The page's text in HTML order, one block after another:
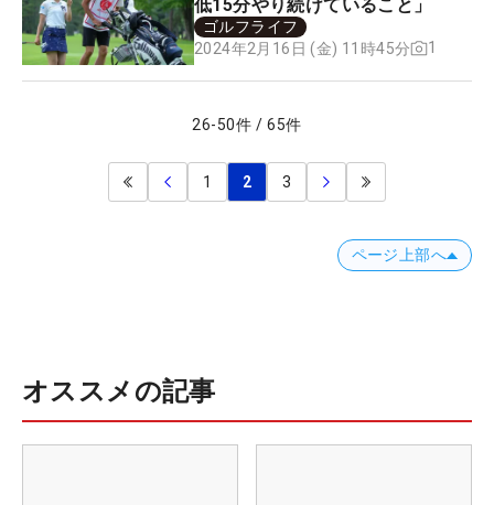
低15分やり続けていること」
ゴルフライフ
2024年2月16日 (金) 11時45分
1
26-50件 / 65件
1 2 3
ページ上部へ
オススメの記事